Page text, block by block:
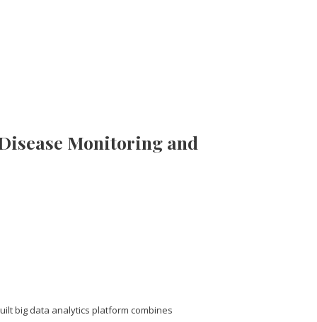
Monitoring and
big data analytics platform combines